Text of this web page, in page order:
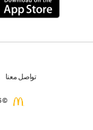
تواصل معنا
© 2026 ماكدونالدز. جميع الحقوق محفوظة.